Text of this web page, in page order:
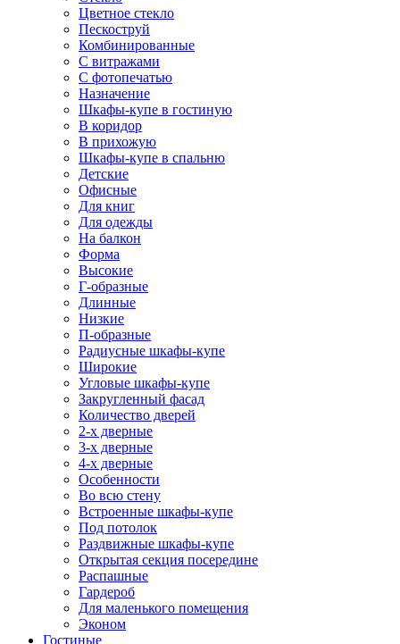
Цветное стекло
Пескоструй
Комбинированные
С витражами
С фотопечатью
Назначение
Шкафы-купе в гостиную
В коридор
В прихожую
Шкафы-купе в спальню
Детские
Офисные
Для книг
Для одежды
На балкон
Форма
Высокие
Г-образные
Длинные
Низкие
П-образные
Радиусные шкафы-купе
Широкие
Угловые шкафы-купе
Закругленный фасад
Количество дверей
2-х дверные
3-х дверные
4-х дверные
Особенности
Во всю стену
Встроенные шкафы-купе
Под потолок
Раздвижные шкафы-купе
Открытая секция посередине
Распашные
Гардероб
Для маленького помещения
Эконом
Гостиные